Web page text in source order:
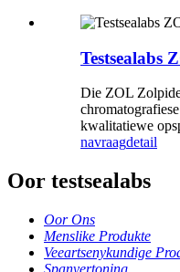
Testsealabs
Die ZOL
kwalitatiewe
navraagdetail
Oor testsealabs
Oor Ons
Menslike Produkte
Veeartsenykundige